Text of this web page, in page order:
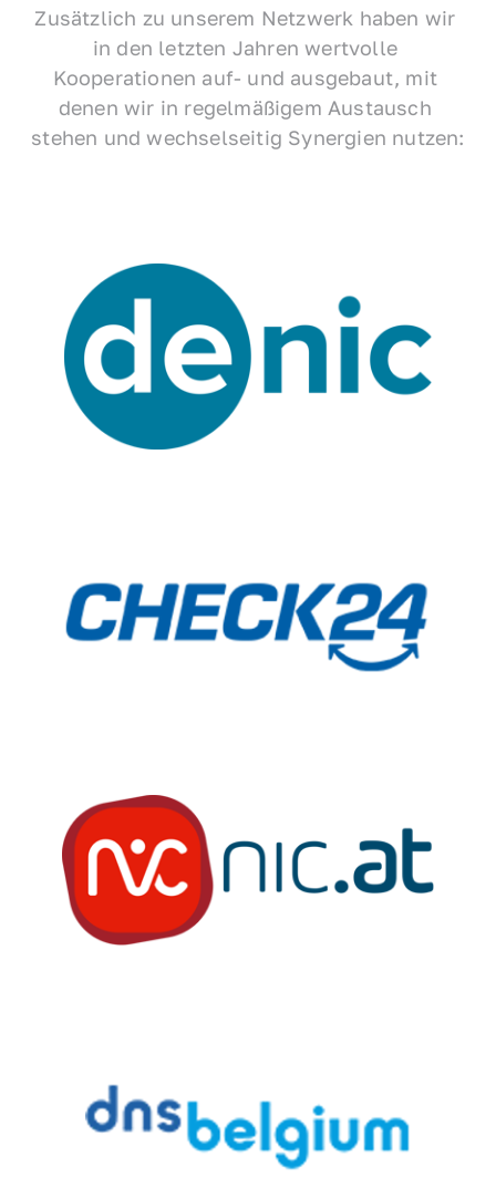
Zusätzlich zu unserem Netzwerk haben wir
in den letzten Jahren wertvolle
Kooperationen auf- und ausgebaut, mit
denen wir in regelmäßigem Austausch
stehen und wechselseitig Synergien nutzen: